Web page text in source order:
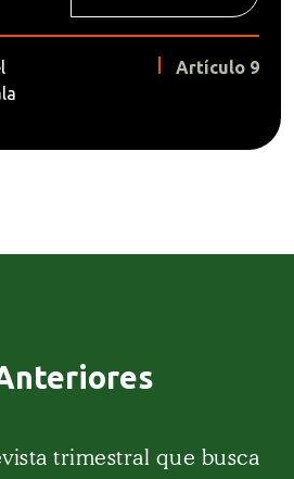
Artículo 9
trimestral que busca